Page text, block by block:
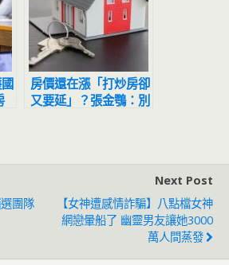
房價還在漲「打炒房卻
又要延」？張金鶚：別
團隊
Next Post
【女神遭感情詐騙】八點檔女神
網戀暈船了 幽靈男友讓她3000
萬人間蒸發